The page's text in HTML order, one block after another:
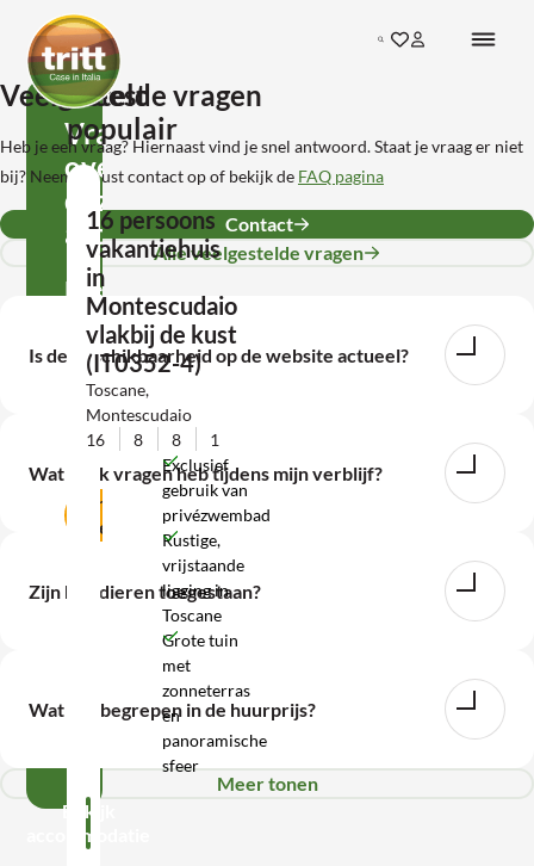
Ga direct naar de inhoud
Terug naar de startpagina
Search
Ga naar favorieten
Inloggen bij
Veelgestelde vragen
Heb je een vraag? Hiernaast vind je snel antwoord. Staat je vraag er niet
bij? Neem gerust contact op of bekijk de FAQ pagina
Contact
Alle veelgestelde vragen
Is de beschikbaarheid op de website actueel?
Wat als ik vragen heb tijdens mijn verblijf?
Zijn huisdieren toegestaan?
Wat is inbegrepen in de huurprijs?
Meer tonen
Vragen
over
deze
accommodatie?
Neem
contact
met
ons
op!
Contact
opnemen
WhatsApp
Meest
populair
16 persoons
vakantiehuis
in
Montescudaio
vlakbij de kust
(IT0352-4)
Toscane,
Montescudaio
16
8 8
1
Exclusief
gebruik van
privézwembad
Rustige,
vrijstaande
ligging in
Toscane
Grote tuin
met
zonneterras
en
panoramische
sfeer
Bekijk
accommodatie